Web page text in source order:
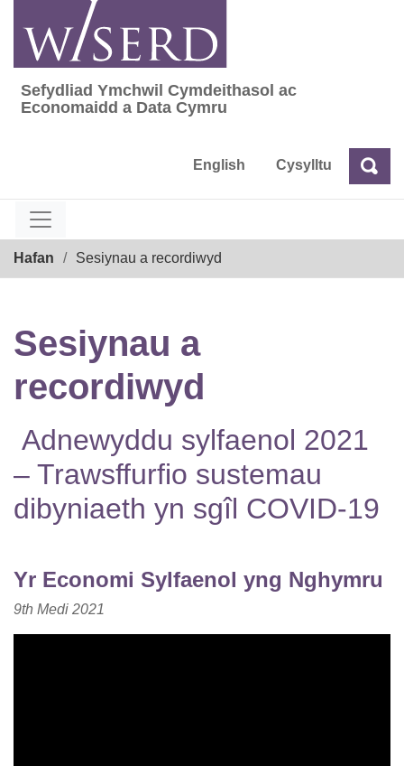
content
Sefydliad Ymchwil Cymdeithasol ac
Sefydliad Ymchwil Cymdeithasol ac
Economaidd a Data Cymru
English Cysylltu Chwilio
Hafan Sesiynau a recordiwyd
Sesiynau a
recordiwyd
Adnewyddu sylfaenol 2021
– Trawsffurfio sustemau
dibyniaeth yn sgîl COVID-19
Yr Economi Sylfaenol yng Nghymru
9th Medi 2021